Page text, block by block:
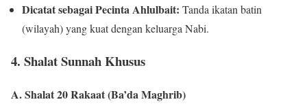
Dicatat sebagai Pecinta Ahlulbait: Tanda ikatan batin
(wilayah) yang kuat dengan keluarga Nabi.
4. Shalat Sunnah Khusus
A. Shalat 20 Rakaat (Ba’da Maghrib)